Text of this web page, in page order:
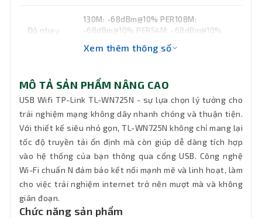
Độ nhạy
130M: -68dBm@10% PER108M:
-68dBm@10% PER54M: -68dBm@10%
-88dBm@10% PER1M: -90dBm@8% PER
Cơ chế
mạng
64/128 WEP, WPA/WPA2, WPA-
802.1X
hành hỗ
trợ
Windows 7(32/64bits), Windows
Vista(32/64bits),Windows
XP(32/64bits)
Trọng
lượng
Xem thêm thông số
MÔ TẢ SẢN PHẨM NÂNG CAO
USB Wifi TP-Link TL-WN725N - sự lựa chọn lý tưởng cho
trải nghiệm mạng không dây nhanh chóng và thuận tiện.
Với thiết kế siêu nhỏ gọn, TL-WN725N không chỉ mang lại
tốc độ truyền tải ổn định mà còn giúp dễ dàng tích hợp
vào hệ thống của bạn thông qua cổng USB. Công nghệ
Wi-Fi chuẩn N đảm bảo kết nối mạnh mẽ và linh hoạt, làm
cho việc trải nghiệm internet trở nên mượt mà và không
gián đoạn.
Chức năng sản phẩm